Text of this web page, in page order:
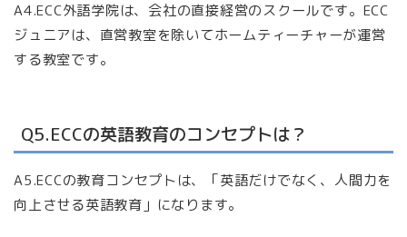
A4.ECC外語学院は、会社の直接経営のスクールです。ECC
ジュニアは、直営教室を除いてホームティーチャーが運営
する教室です。
Q5.ECCの英語教育のコンセプトは？
A5.ECCの教育コンセプトは、「英語だけでなく、人間力を
向上させる英語教育」になります。